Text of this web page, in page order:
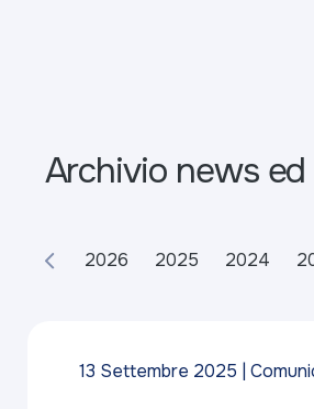
Archivio news
2026 2025 2024
13 Settembre 2025